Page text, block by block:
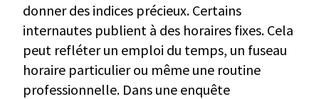
donner des indices précieux. Certains
internautes publient à des horaires fixes. Cela
peut refléter un emploi du temps, un fuseau
horaire particulier ou même une routine
professionnelle. Dans une enquête